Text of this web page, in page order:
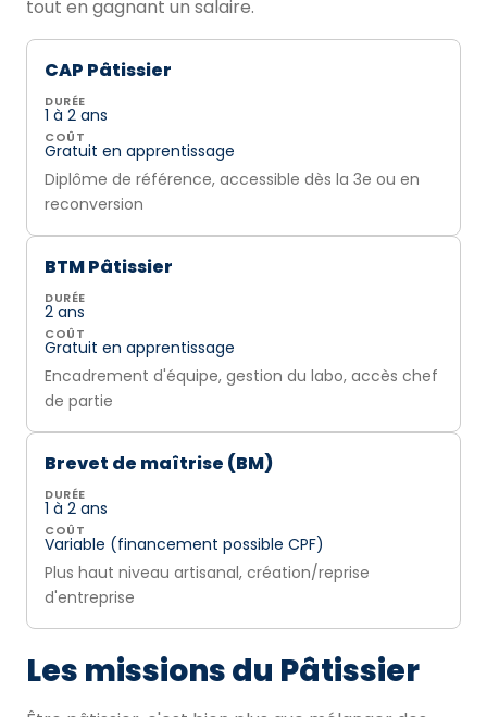
tout en gagnant un salaire.
CAP Pâtissier
DURÉE
1 à 2 ans
COÛT
Gratuit en apprentissage
Diplôme de référence, accessible dès la 3e ou en
reconversion
BTM Pâtissier
DURÉE
2 ans
COÛT
Gratuit en apprentissage
Encadrement d'équipe, gestion du labo, accès chef
de partie
Brevet de maîtrise (BM)
DURÉE
1 à 2 ans
COÛT
Variable (financement possible CPF)
Plus haut niveau artisanal, création/reprise
d'entreprise
Les missions du Pâtissier